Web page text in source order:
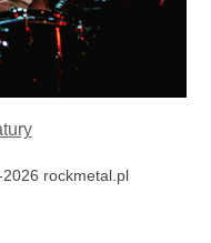
rockmetal.pl